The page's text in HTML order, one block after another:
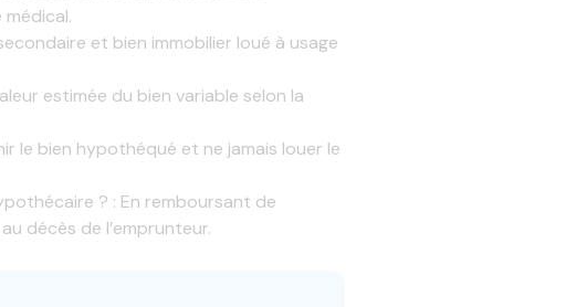
et bien immobilier loué à usage
estimée du bien variable selon la
le bien hypothéqué et ne jamais louer le
? : En remboursant de
décès de l’emprunteur.